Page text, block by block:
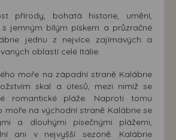
přírody, bohatá historie, umění,
jemným bílým pískem a průzračné
jednu z nejvíce zajímavých a
oblastí celé Itálie.
moře na západní straně Kalábrie
skal a útesů, mezi nimiž se
romantické pláže. Naproti tomu
moře na východní straně Kalábrie se
a dlouhými písečnými plážemi,
ani v nejvyšší sezóně. Kalábrie